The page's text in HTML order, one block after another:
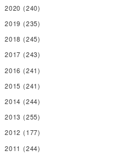
2020 (240)
2019 (235)
2018 (245)
2017 (243)
2016 (241)
2015 (241)
2014 (244)
2013 (255)
2012 (177)
2011 (244)